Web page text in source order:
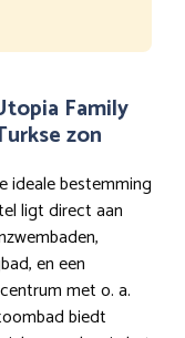
Family
zon
ideale bestemming
ligt direct aan
en een
met o. a.
biedt